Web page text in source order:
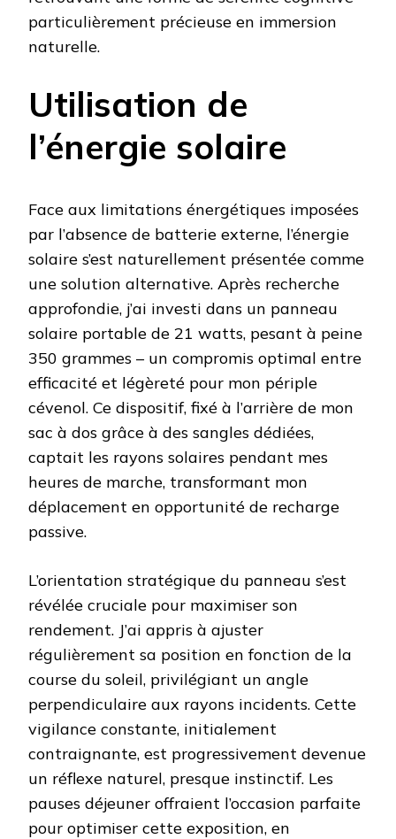
particulièrement précieuse en immersion
naturelle.
Utilisation de
l’énergie solaire
Face aux limitations énergétiques imposées
par l’absence de batterie externe, l’énergie
solaire s’est naturellement présentée comme
une solution alternative. Après recherche
approfondie, j’ai investi dans un panneau
solaire portable de 21 watts, pesant à peine
350 grammes – un compromis optimal entre
efficacité et légèreté pour mon périple
cévenol. Ce dispositif, fixé à l’arrière de mon
sac à dos grâce à des sangles dédiées,
captait les rayons solaires pendant mes
heures de marche, transformant mon
déplacement en opportunité de recharge
passive.
L’orientation stratégique du panneau s’est
révélée cruciale pour maximiser son
rendement. J’ai appris à ajuster
régulièrement sa position en fonction de la
course du soleil, privilégiant un angle
perpendiculaire aux rayons incidents. Cette
vigilance constante, initialement
contraignante, est progressivement devenue
un réflexe naturel, presque instinctif. Les
pauses déjeuner offraient l’occasion parfaite
pour optimiser cette exposition, en